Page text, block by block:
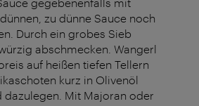
zu dünne Sauce noch
Durch ein grobes Sieb
abschmecken. Wangerl
auf heißen tiefen Tellern
kurz in Olivenöl
dazulegen. Mit Majoran oder